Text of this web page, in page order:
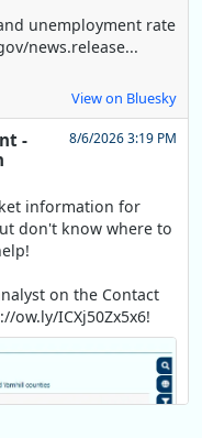
unemployment rate
news.release...
View on Bluesky
-
8/6/2026 3:19 PM
information for
don't know where to
on the Contact
ow.ly/ICXj50Zx5x6!